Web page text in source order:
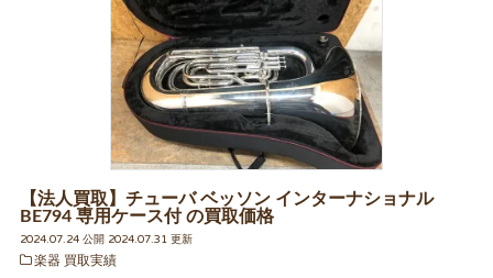
【法人買取】チューバ ベッソン インターナショナル
BE794 専用ケース付 の買取価格
2024.07.24 公開 2024.07.31 更新
楽器 買取実績